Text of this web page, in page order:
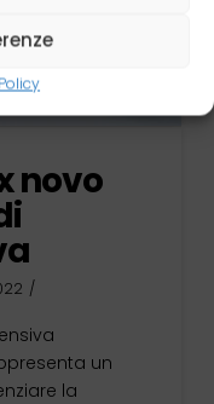
novo
un
la